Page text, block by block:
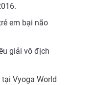
em bại não
giải vô địch
Vyoga World